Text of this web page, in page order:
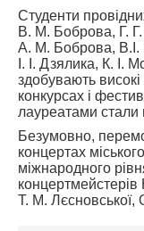
Студенти
В. М. Боброва, Г.
А. М. Боброва, В.І.
І. І. Дзялика, К. І.
здобувають
конкурсах і
лауреатами стали
Безумовно,
концертах
міжнародного
Т. М.